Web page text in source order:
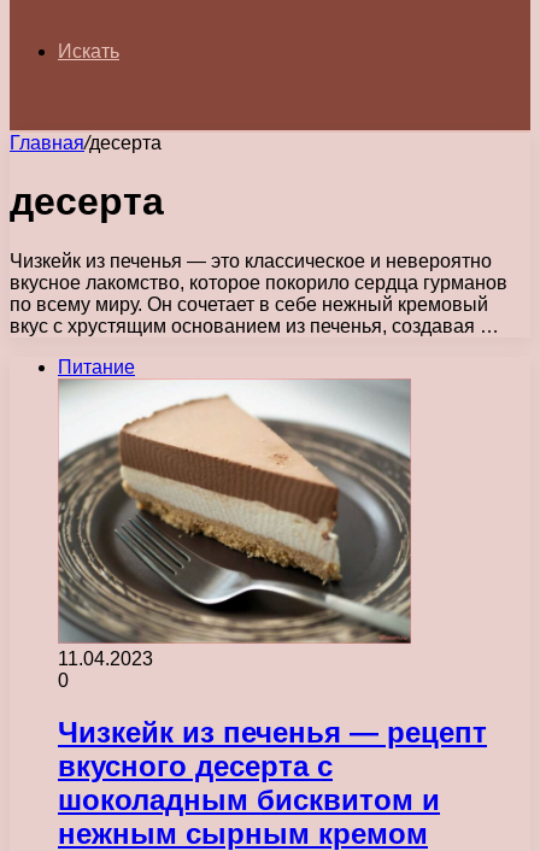
Искать
Главная/десерта
десерта
Чизкейк из печенья — это классическое и невероятно
вкусное лакомство, которое покорило сердца гурманов
по всему миру. Он сочетает в себе нежный кремовый
вкус с хрустящим основанием из печенья, создавая …
Питание
11.04.2023
0
Чизкейк из печенья — рецепт
вкусного десерта с
шоколадным бисквитом и
нежным сырным кремом